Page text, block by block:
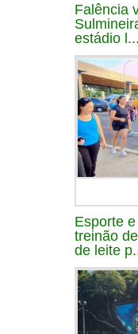
Falência
estádio l...
Esporte
treinão
de leite